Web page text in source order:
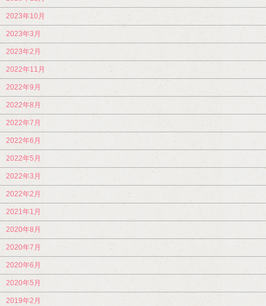
2023年10月
2023年3月
2023年2月
2022年11月
2022年9月
2022年8月
2022年7月
2022年6月
2022年5月
2022年3月
2022年2月
2021年1月
2020年8月
2020年7月
2020年6月
2020年5月
2019年2月